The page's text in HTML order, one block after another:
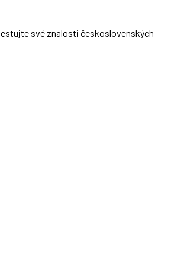
své znalosti československých